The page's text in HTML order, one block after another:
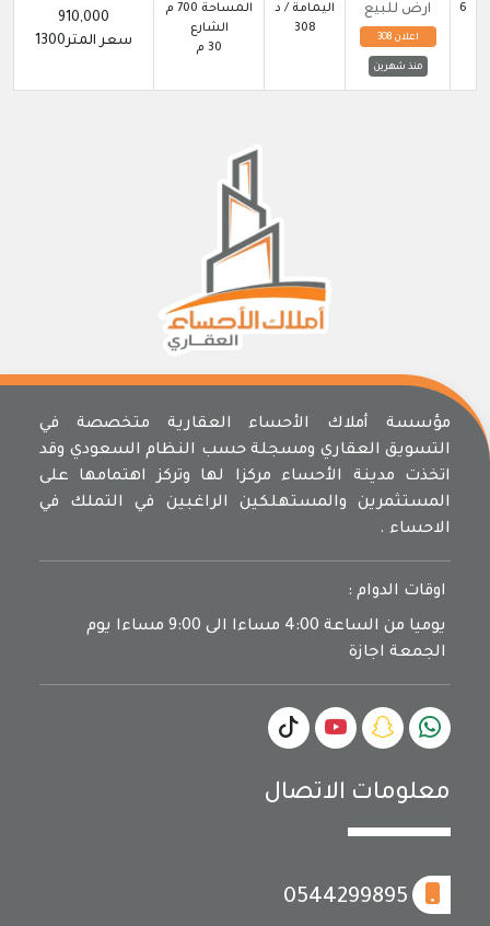
6 ارض للبيع
اعلان 308
منذ شهرين
اليمامة / د
308
المساحة 700 م
الشارع
30 م
910,000
سعر المتر1300
مؤسسة أملاك الأحساء العقارية متخصصة في
التسويق العقاري ومسجلة حسب النظام السعودي وقد
اتخذت مدينة الأحساء مركزا لها وتركز اهتمامها على
المستثمرين والمستهلكين الراغبين في التملك في
الاحساء .
اوقات الدوام :
يوميا من الساعة 4:00 مساءا الى 9:00 مساءا يوم
الجمعة اجازة
معلومات الاتصال
0544299895